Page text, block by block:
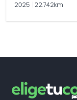
2025 22.742km